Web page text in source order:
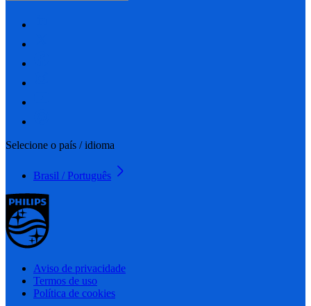
Selecione o país / idioma
Brasil / Português
Aviso de privacidade
Termos de uso
Política de cookies